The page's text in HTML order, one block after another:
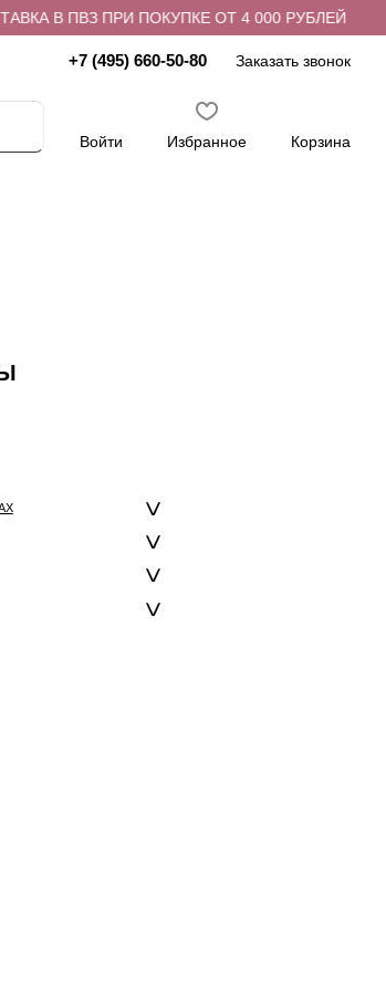
В ПВЗ ПРИ ПОКУПКЕ ОТ 4 000 РУБЛЕЙ
+7 (495) 660-50-80 Заказать звонок
Войти Избранное Корзина